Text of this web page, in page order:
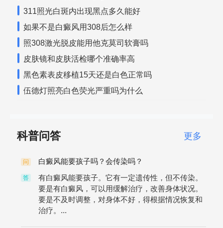
311照光白斑内出现黑点多久能好
如果不是白癜风用308后怎么样
照308激光脱皮能用他克莫司软膏吗
皮肤镜和皮肤活检哪个准确率高
黑色素表皮移植15天还是白色正常吗
伍德灯照亮白色荧光严重吗为什么
科普问答 更多
问 白癜风能要孩子吗？会传染吗？
答
有白癜风能要孩子。它有一定遗传性，但不传染。
要是有白癜风，可以用缓解治疗，改善身体状况。
要是不及时调整，对身体不好，得根据情况恢复和
治疗。...